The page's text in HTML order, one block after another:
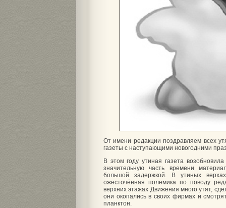
От имени редакции поздравляем всех
газеты с наступающими новогодними
В этом году утиная газета
значительную часть времени
большой задержкой. В утиных
ожесточённая полемика по поводу
верхних этажах Движения много утят,
они окопались в своих фирмах и
планктон.